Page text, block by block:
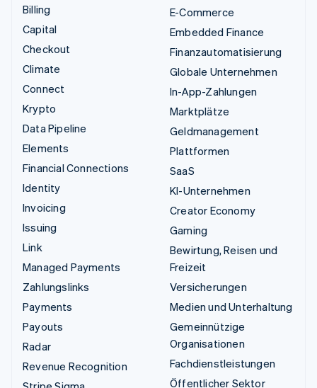
Billing
Capital
Checkout
Climate
Connect
Krypto
Data Pipeline
Elements
Financial Connections
Identity
Invoicing
Issuing
Link
Managed Payments
Zahlungslinks
Payments
Payouts
Radar
Revenue Recognition
E-Commerce
Embedded Finance
Finanzautomatisierung
Globale Unternehmen
In-App-Zahlungen
Marktplätze
Geldmanagement
Plattformen
SaaS
KI-Unternehmen
Creator Economy
Gaming
Bewirtung, Reisen und
Freizeit
Versicherungen
Medien und Unterhaltung
Gemeinnützige
Organisationen
Fachdienstleistungen
Öffentlicher Sektor